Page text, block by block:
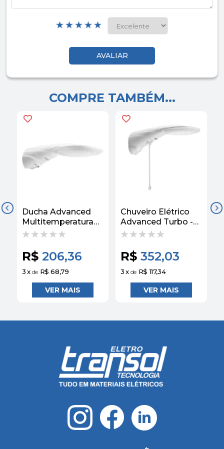
COMPRE TAMBÉM...
Ducha Advanced
Multitemperaturas
220V 6400W -
R$ 206,36
3x de R$ 68,79
Chuveiro Elétrico
Advanced Turbo -
6400W 220V
Branco - Lorenzetti
R$ 352,03
3x de R$ 117,34